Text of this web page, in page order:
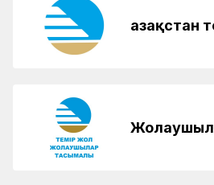
Қазақстан